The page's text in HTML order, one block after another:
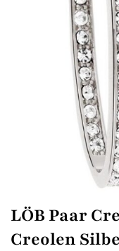
LÖB Paar
Creolen